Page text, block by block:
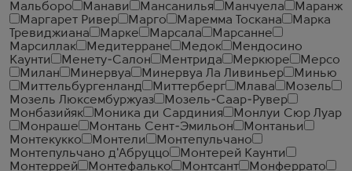
Мальборо
Манави Мансанилья Манчуела
Маранж
Маргарет Ривер
Марго Маремма Тоскана
Марка
Тревиджиана
Марке Марсала
Марсанне
Марсиллак
Медитерране Медок
Мендосино
Каунти
Менету-Салон Ментрида Меркюре
Мерсо
Милан
Минервуа Минервуа Ла Ливиньер
Минью
Миттельбургенланд
Миттерберг Млава
Мозель
Мозель Люксембуржуаз
Мозель-Саар-Рувер
Монбазийяк
Моника ди Сардиния
Монлуи Сюр Луар
Монраше
Монтань Сент-Эмильон
Монтаньи
Монтекукко
Монтели
Монтепульчано
Монтепульчано д'Абруццо
Монтерей Каунти
Монтеррей
Монтефалько Монтсант
Монферрато